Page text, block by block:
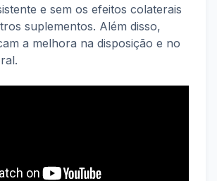
e sem os efeitos colaterais
suplementos. Além disso,
a melhora na disposição e no